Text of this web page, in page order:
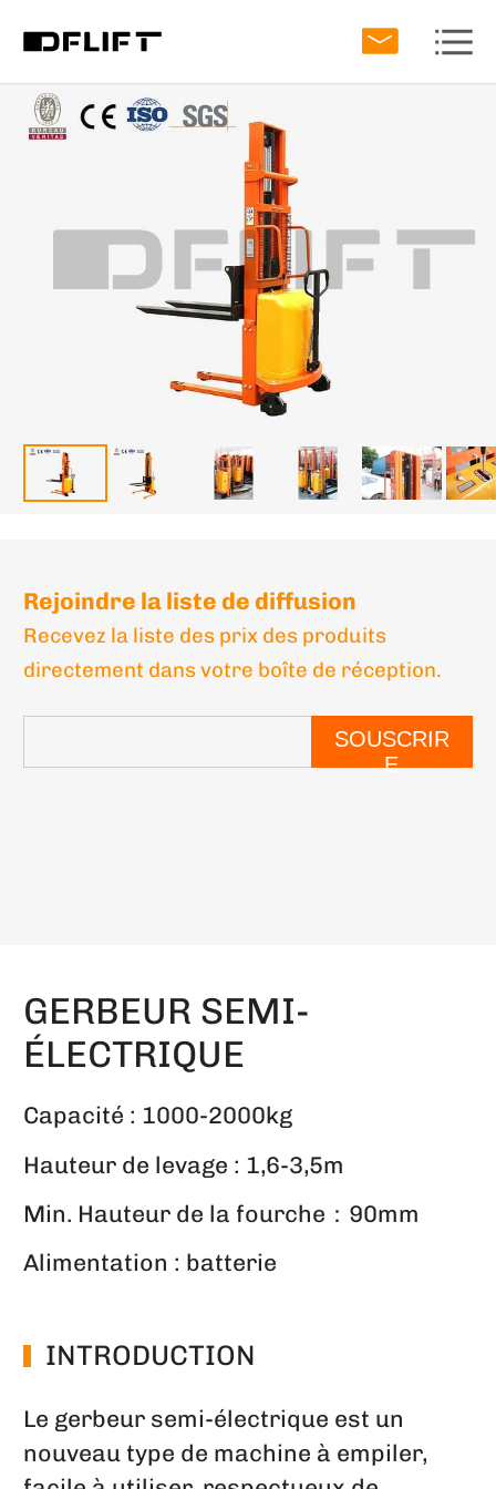
Rejoindre la liste de diffusion
Recevez la liste des prix des produits
directement dans votre boîte de réception.
SOUSCRIR
E
GERBEUR SEMI-
ÉLECTRIQUE
Capacité : 1000-2000kg
Hauteur de levage : 1,6-3,5m
Min. Hauteur de la fourche：90mm
Alimentation : batterie
INTRODUCTION
Le gerbeur semi-électrique est un
nouveau type de machine à empiler,